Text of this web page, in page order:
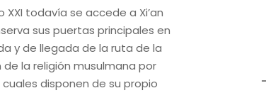
XXI todavía se accede a Xi’an
sus puertas principales en
y de llegada de la ruta de la
la religión musulmana por
disponen de su propio